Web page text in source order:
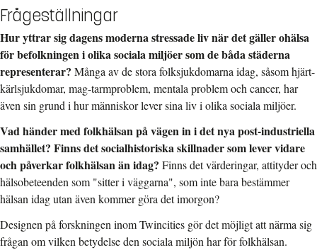
Frågeställningar
Hur yttrar sig dagens moderna stressade liv när det gäller ohälsa
för befolkningen i olika sociala miljöer som de båda städerna
representerar? Många av de stora folksjukdomarna idag, såsom hjärt-
kärlsjukdomar, mag-tarmproblem, mentala problem och cancer, har
även sin grund i hur människor lever sina liv i olika sociala miljöer.
Vad händer med folkhälsan på vägen in i det nya post-industriella
samhället? Finns det socialhistoriska skillnader som lever vidare
och påverkar folkhälsan än idag? Finns det värderingar, attityder och
hälsobeteenden som "sitter i väggarna", som inte bara bestämmer
hälsan idag utan även kommer göra det imorgon?
Designen på forskningen inom Twincities gör det möjligt att närma sig
frågan om vilken betydelse den sociala miljön har för folkhälsan.